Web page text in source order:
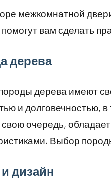
межкомнатной
вам сделать
дерева
дерева имеют
и долговечностью, в
очередь,
Выбор
дизайн